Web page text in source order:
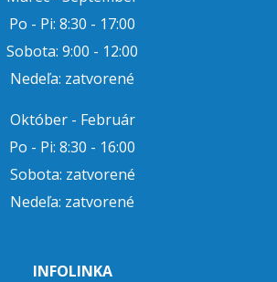
Po - Pi: 8:30 - 17:00
Sobota: 9:00 - 12:00
Nedeľa: zatvorené
Október - Február
Po - Pi: 8:30 - 16:00
Sobota: zatvorené
Nedeľa: zatvorené
INFOLINKA